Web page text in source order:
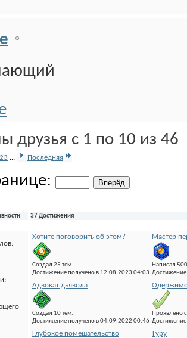
друзья с 1 по 10 из 46
23 ... Последняя
37 Достижения
Хотите поговорить об этом?
Создал 25 тем.
Достижение получено в 12.08.2023 04:03
Мастер
Написал
Адвокат дьявола
Создал 10 тем.
Достижение получено в 04.09.2022 00:46
Проявлено
Глубокое помешательство Гуру